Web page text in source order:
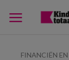
FINANCIËN